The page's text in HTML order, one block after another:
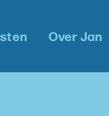
Over Jan